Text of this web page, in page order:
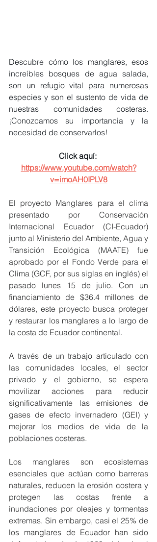
Descubre cómo los manglares, esos
increíbles bosques de agua salada,
son un refugio vital para numerosas
especies y son el sustento de vida de
nuestras comunidades costeras.
¡Conozcamos su importancia y la
necesidad de conservarlos!
Click aquí:
https://www.youtube.com/watch?
v=imoAH0IPLV8
El proyecto Manglares para el clima
presentado por Conservación
Internacional Ecuador (CI-Ecuador)
junto al Ministerio del Ambiente, Agua y
Transición Ecológica (MAATE) fue
aprobado por el Fondo Verde para el
Clima (GCF, por sus siglas en inglés) el
pasado lunes 15 de julio. Con un
financiamiento de $36.4 millones de
dólares, este proyecto busca proteger
y restaurar los manglares a lo largo de
la costa de Ecuador continental.
A través de un trabajo articulado con
las comunidades locales, el sector
privado y el gobierno, se espera
movilizar acciones para reducir
significativamente las emisiones de
gases de efecto invernadero (GEI) y
mejorar los medios de vida de la
poblaciones costeras.
Los manglares son ecosistemas
esenciales que actúan como barreras
naturales, reducen la erosión costera y
protegen las costas frente a
inundaciones por oleajes y tormentas
extremas. Sin embargo, casi el 25% de
los manglares de Ecuador han sido